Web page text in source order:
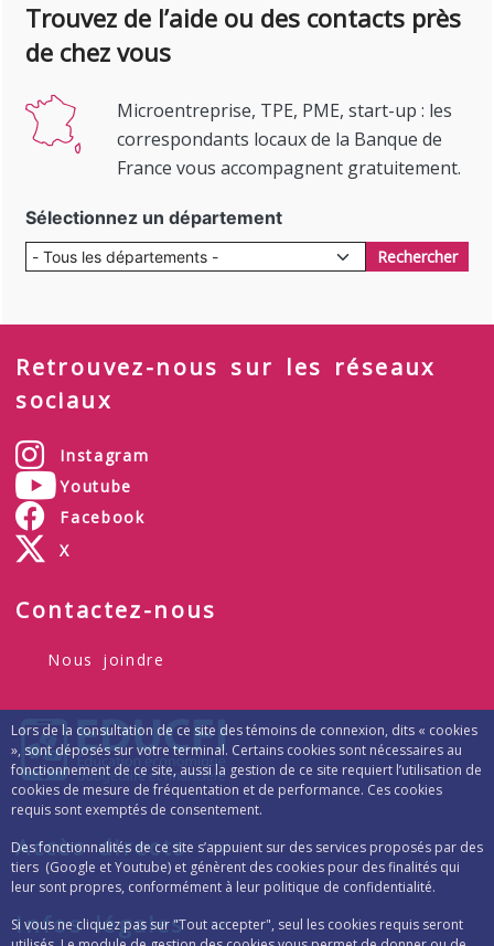
Lors de la consultation de ce site des témoins de connexion, dits « cookies
», sont déposés sur votre terminal. Certains cookies sont nécessaires au
fonctionnement de ce site, aussi la gestion de ce site requiert l’utilisation de
cookies de mesure de fréquentation et de performance. Ces cookies
requis sont exemptés de consentement.
Des fonctionnalités de ce site s’appuient sur des services proposés par des
tiers (Google et Youtube) et génèrent des cookies pour des finalités qui
leur sont propres, conformément à leur politique de confidentialité.
Si vous ne cliquez pas sur "Tout accepter", seul les cookies requis seront
Trouvez de l’aide ou des contacts près
de chez vous
Microentreprise, TPE, PME, start-up : les
correspondants locaux de la Banque de
France vous accompagnent gratuitement.
Sélectionnez un département
Rechercher
Retrouvez-nous sur les réseaux
sociaux
Instagram
Youtube
Facebook
X
Contactez-nous
Nous joindre
Accès directs
Infos légales